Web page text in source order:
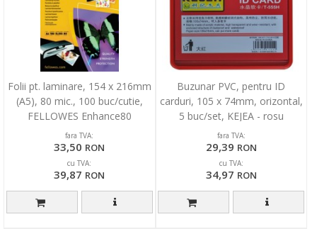
Folii pt. laminare, 154 x 216mm
(A5), 80 mic., 100 buc/cutie,
FELLOWES Enhance80
fara TVA:
33,50 RON
cu TVA:
39,87 RON
Buzunar PVC, pentru ID
carduri, 105 x 74mm, orizontal,
5 buc/set, KEJEA - rosu
fara TVA:
29,39 RON
cu TVA:
34,97 RON